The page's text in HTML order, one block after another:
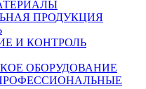
ПРОДУКЦИЯ
И КОНТРОЛЬ
ОБОРУДОВАНИЕ